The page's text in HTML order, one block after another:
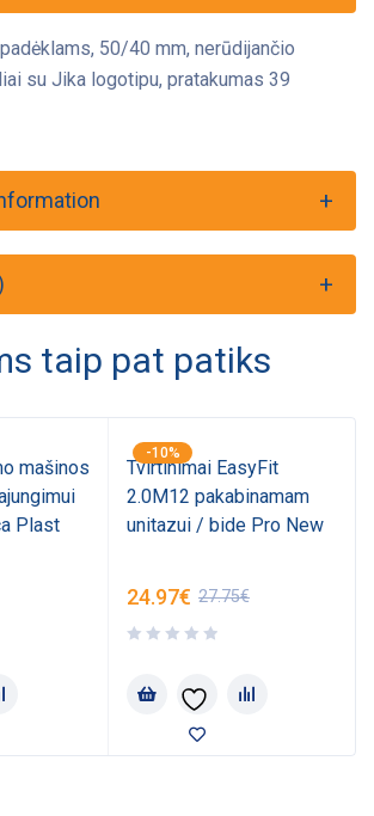
50/40 mm, nerūdijančio
su Jika logotipu, pratakumas 39
taip pat patiks
mašinos
Plast
-10%
Tvirtinimai EasyFit
2.0M12 pakabinamam
unitazui / bide Pro New
27.75€
24.97€